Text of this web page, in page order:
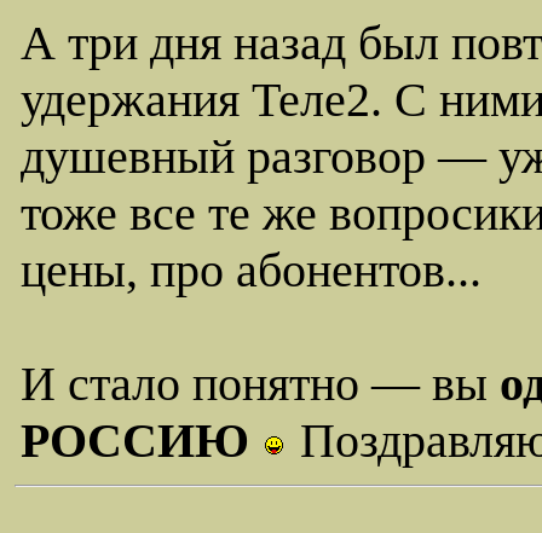
А три дня назад был
удержания Теле2. С
душевный разговор —
тоже все те же
цены, про абонентов...
И стало понятно — вы
РОССИЮ